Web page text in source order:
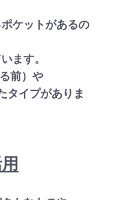
ケットがあるの
ます。
前）や
タイプがありま